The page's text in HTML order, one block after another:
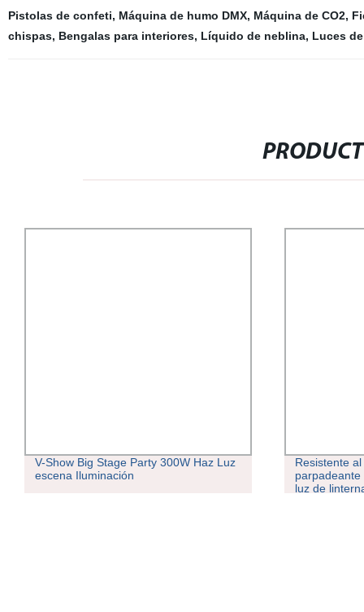
Pistolas de confeti, Máquina de humo DMX, Máquina de CO2,
chispas, Bengalas para interiores, Líquido de neblina, Luces
V-Show Big Stage Party 300W Haz Luz
escena Iluminación
Resistente
luz de